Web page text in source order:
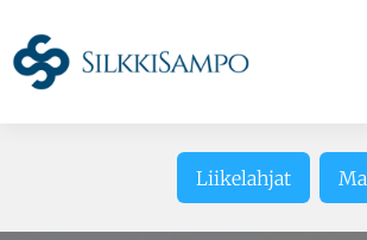
Liikelahjat